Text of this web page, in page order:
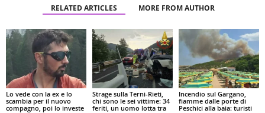
RELATED ARTICLES MORE FROM AUTHOR
Lo vede con la ex e lo
scambia per il nuovo
compagno, poi lo investe
Strage sulla Terni-Rieti,
chi sono le sei vittime: 34
feriti, un uomo lotta tra
Incendio sul Gargano,
fiamme dalle porte di
Peschici alla baia: turisti